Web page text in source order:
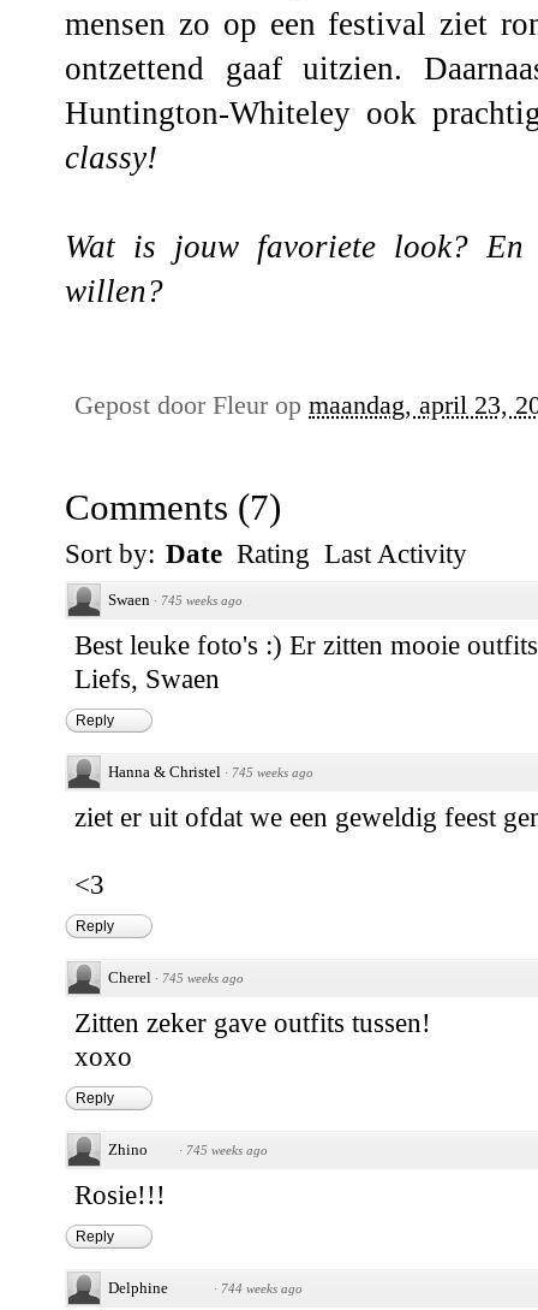
mensen zo op een festival ziet
ontzettend gaaf uitzien.
Huntington-Whiteley ook
classy!
Wat is jouw favoriete look?
willen?
Gepost door Fleur op maandag, april 23,
Comments (7)
Sort by: Date Rating Last Activity
Swaen · 745 weeks ago
Best leuke foto's :) Er zitten mooie
Liefs, Swaen
Reply
Hanna & Christel · 745 weeks ago
ziet er uit ofdat we een geweldig feest
<3
Reply
Cherel · 745 weeks ago
Zitten zeker gave outfits tussen!
xoxo
Reply
Zhino · 745 weeks ago
Rosie!!!
Reply
Delphine · 744 weeks ago